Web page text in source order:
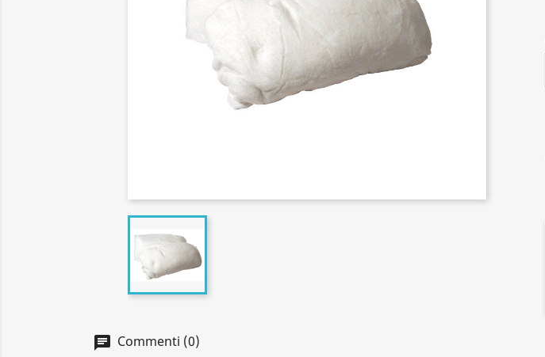
Commenti (0)